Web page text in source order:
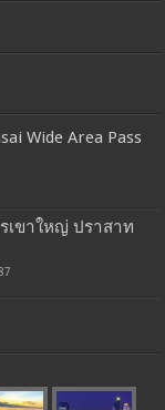
Wide Area Pass
เขาใหญ่ ปราสาท